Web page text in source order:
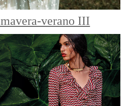
verano III